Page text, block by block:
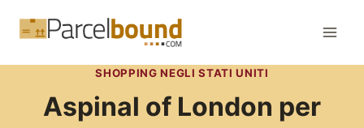
SHOPPING NEGLI STATI UNITI
Aspinal of London per